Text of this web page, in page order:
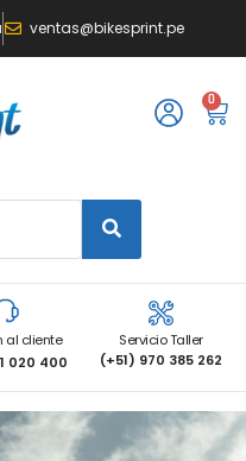
ventas@bikesprint.pe
0
al cliente
020 400
Servicio Taller
(+51) 970 385 262